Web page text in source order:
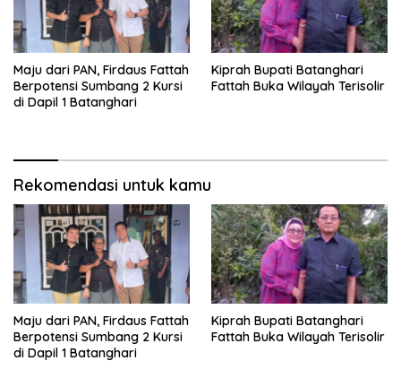
Maju dari PAN, Firdaus Fattah
Berpotensi Sumbang 2 Kursi
di Dapil 1 Batanghari
Kiprah Bupati Batanghari
Fattah Buka Wilayah Terisolir
Rekomendasi untuk kamu
Maju dari PAN, Firdaus Fattah
Berpotensi Sumbang 2 Kursi
di Dapil 1 Batanghari
Kiprah Bupati Batanghari
Fattah Buka Wilayah Terisolir